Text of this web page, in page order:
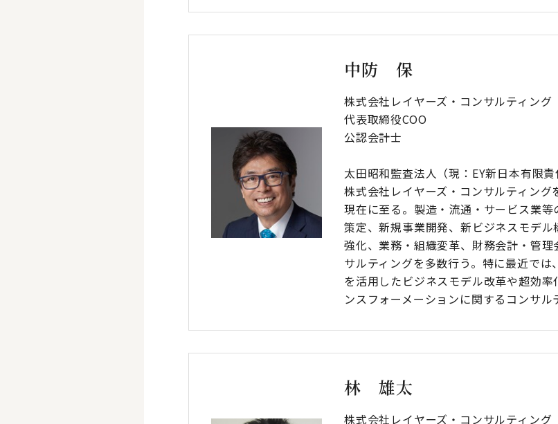
中防 保
株式会社レイヤーズ・コンサルティング
代表取締役COO
公認会計士
太田昭和監査法人（現：EY新日本有限
株式会社レイヤーズ・コンサルティング
現在に至る。製造・流通・サービス業
策定、新規事業開発、新ビジネスモデ
強化、業務・組織変革、財務会計・管
サルティングを多数行う。特に最近で
を活用したビジネスモデル改革や超効
ンスフォーメーションに関するコンサル
林 雄太
株式会社レイヤーズ・コンサルティング